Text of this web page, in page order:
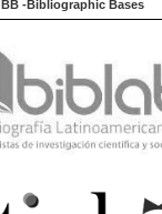
BB -Bibliographic Bases